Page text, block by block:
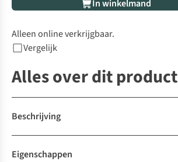
In winkelmand
Alleen online verkrijgbaar.
Vergelijk
Alles over dit product
Beschrijving
Eigenschappen